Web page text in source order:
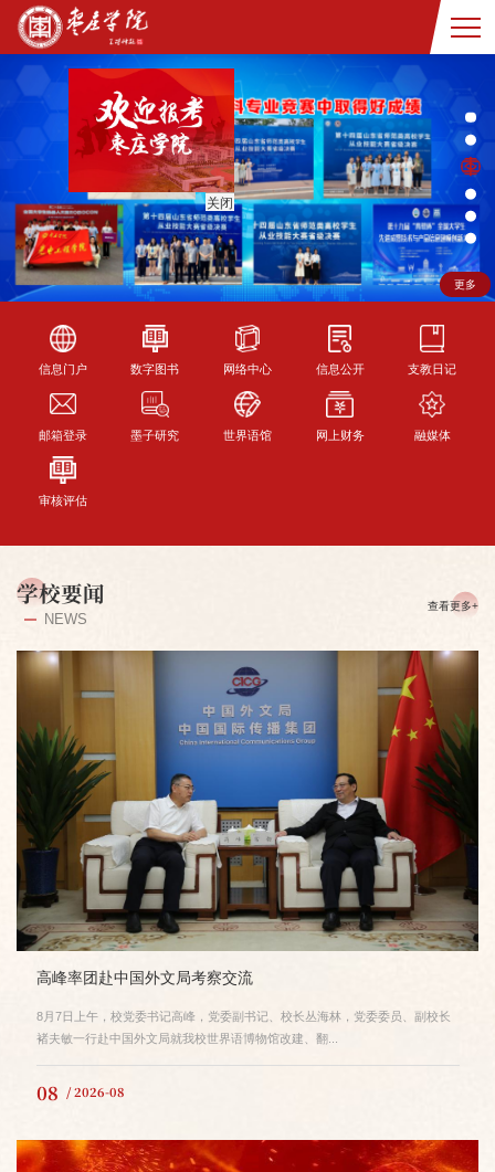
关闭
更多
信息门户 数字图书 网络中心 信息公开 支教日记
邮箱登录 墨子研究 世界语馆 网上财务 融媒体
审核评估
学校要闻
NEWS
查看更多+
高峰率团赴中国外文局考察交流
8月7日上午，校党委书记高峰，党委副书记、校长丛海林，党委委员、副校长
褚夫敏一行赴中国外文局就我校世界语博物馆改建、翻...
08 / 2026-08